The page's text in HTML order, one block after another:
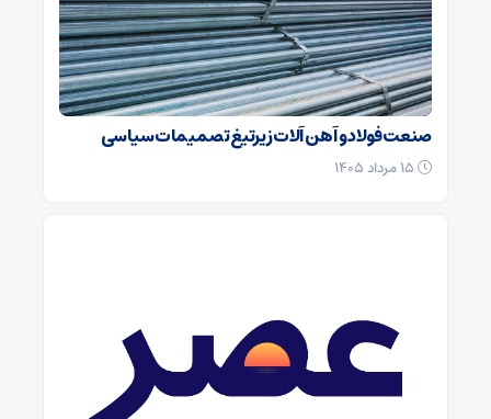
صنعت فولاد و آهن آلات زیر‌تیغ تصمیمات سیاسی